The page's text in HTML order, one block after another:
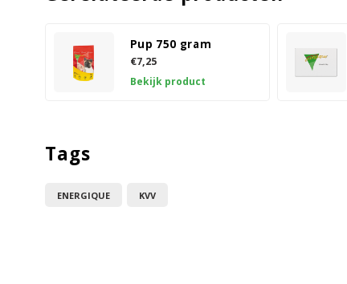
Pup 750 gram
€7,25
Bekijk product
Tags
ENERGIQUE KVV